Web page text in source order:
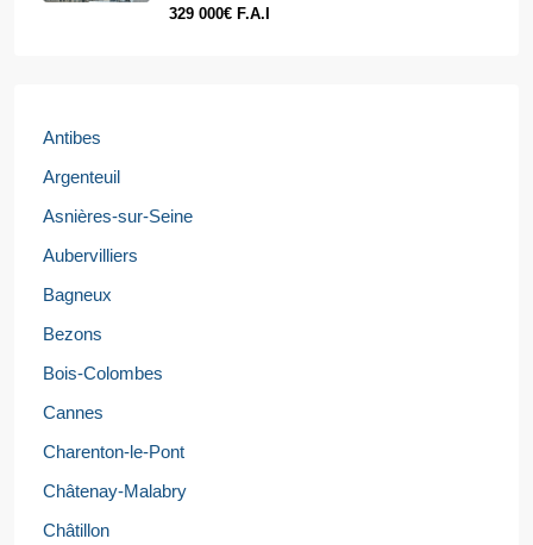
329 000€ F.A.I
Antibes
Argenteuil
Asnières-sur-Seine
Aubervilliers
Bagneux
Bezons
Bois-Colombes
Cannes
Charenton-le-Pont
Châtenay-Malabry
Châtillon